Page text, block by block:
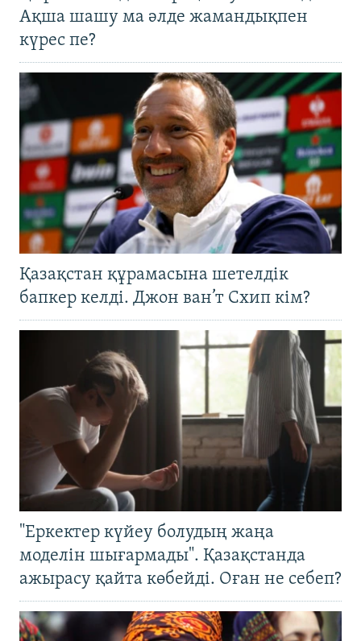
Ақша шашу ма әлде жамандықпен
күрес пе?
Қазақстан құрамасына шетелдік
бапкер келді. Джон ван’т Схип кім?
"Еркектер күйеу болудың жаңа
моделін шығармады". Қазақстанда
ажырасу қайта көбейді. Оған не себеп?